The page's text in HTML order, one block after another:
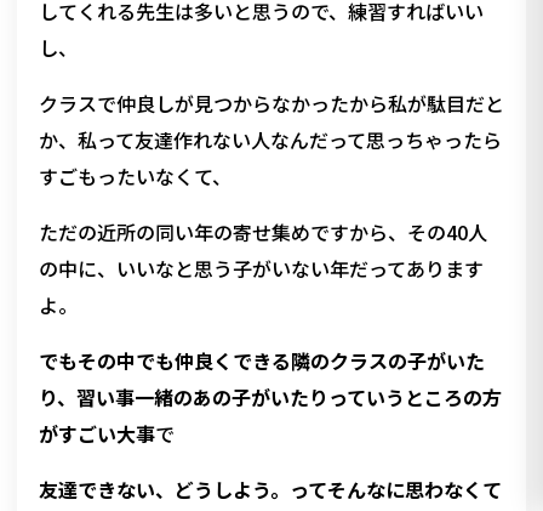
してくれる先生は多いと思うので、練習すればいい
し、
クラスで仲良しが見つからなかったから私が駄目だと
か、私って友達作れない人なんだって思っちゃったら
すごもったいなくて、
ただの近所の同い年の寄せ集めですから、その40人
の中に、いいなと思う子がいない年だってあります
よ。
でもその中でも仲良くできる隣のクラスの子がいた
り、習い事一緒のあの子がいたりっていうところの方
がすごい大事で
友達できない、どうしよう。ってそんなに思わなくて